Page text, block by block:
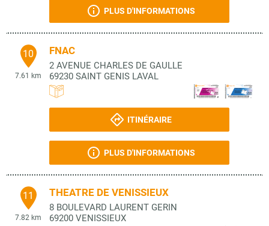
PLUS D'INFORMATIONS
10
7.61 km
FNAC
2 AVENUE CHARLES DE GAULLE
69230 SAINT GENIS LAVAL
ITINÉRAIRE
PLUS D'INFORMATIONS
11
7.82 km
THEATRE DE VENISSIEUX
8 BOULEVARD LAURENT GERIN
69200 VENISSIEUX